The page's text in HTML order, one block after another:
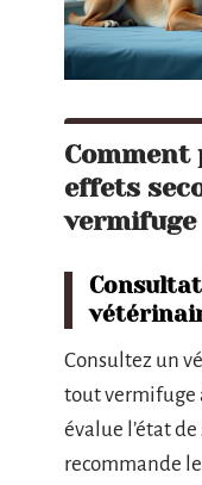
Comment
effets
vermifuge
Consultez un
tout vermifuge
évalue l’état
recommande